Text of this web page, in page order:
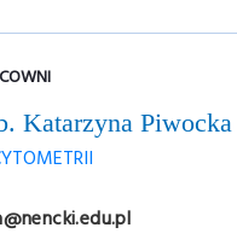
Katarzyna Piwocka